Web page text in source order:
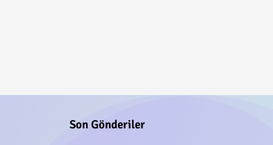
Son Gönderiler